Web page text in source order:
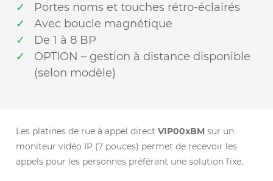
Portes noms et touches rétro-éclairés
Avec boucle magnétique
De 1 à 8 BP
OPTION – gestion à distance disponible
(selon modèle)
Les platines de rue à appel directVIP00xBM sur un
moniteur vidéo IP (7 pouces) permet de recevoir les
appels pour les personnes préférant une solution fixe.